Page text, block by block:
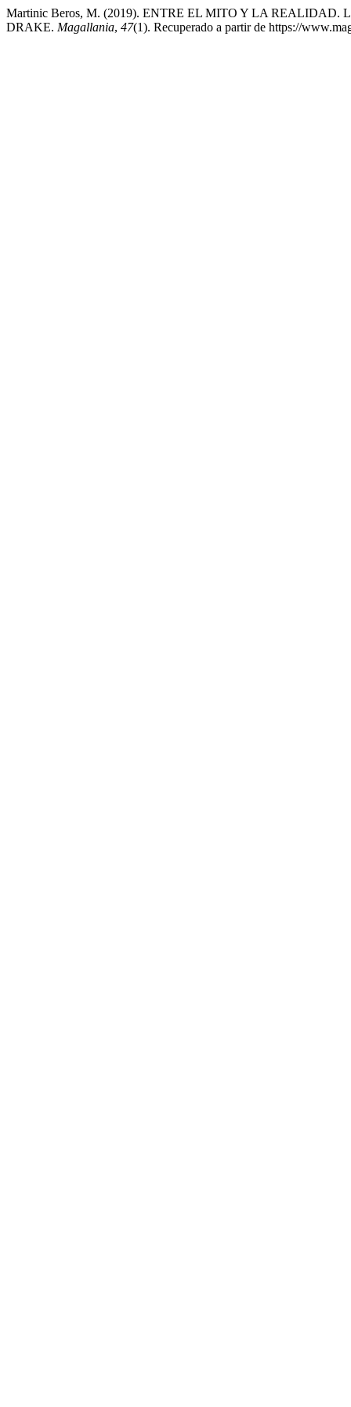
Martinic Beros, M. (2019). ENTRE EL MITO Y LA
DRAKE. Magallania, 47(1). Recuperado a partir de https://